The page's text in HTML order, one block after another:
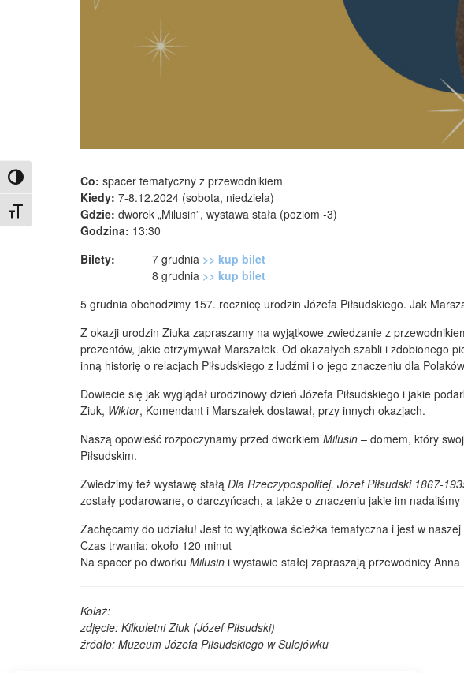
Toggle High Contrast
Toggle Font size
Co: spacer tematyczny z przewodnikiem
Kiedy: 7-8.12.2024 (sobota, niedziela)
Gdzie: dworek „Milusin”, wystawa stała (poziom -3)
Godzina: 13:30
Bilety:
7 grudnia >> kup bilet
8 grudnia >> kup bilet
5 grudnia obchodzimy 157. rocznicę urodzin Józefa Piłsudskiego. Jak
Z okazji urodzin Ziuka zapraszamy na wyjątkowe zwiedzanie z
prezentów, jakie otrzymywał Marszałek. Od okazałych szabli i
inną historię o relacjach Piłsudskiego z ludźmi i o jego znaczeniu dla
Dowiecie się jak wyglądał urodzinowy dzień Józefa Piłsudskiego i jakie
Ziuk, Wiktor, Komendant i Marszałek dostawał, przy innych okazjach.
Naszą opowieść rozpoczynamy przed dworkiem Milusin – domem, który
Piłsudskim.
Zwiedzimy też wystawę stałą Dla Rzeczypospolitej. Józef Piłsudski 1867-
zostały podarowane, o darczyńcach, a także o znaczeniu jakie im
Zachęcamy do udziału! Jest to wyjątkowa ścieżka tematyczna i jest w
Czas trwania: około 120 minut
Na spacer po dworku Milusin i wystawie stałej zapraszają przewodnicy
Kolaż:
zdjęcie: Kilkuletni Ziuk (Józef Piłsudski)
źródło: Muzeum Józefa Piłsudskiego w Sulejówku